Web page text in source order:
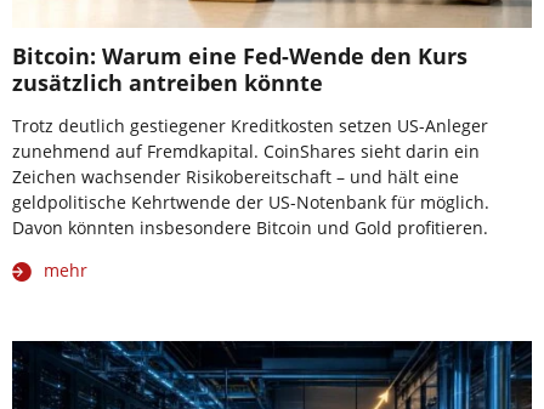
Bitcoin: Warum eine Fed-Wende den Kurs
zusätzlich antreiben könnte
Trotz deutlich gestiegener Kreditkosten setzen US-Anleger
zunehmend auf Fremdkapital. CoinShares sieht darin ein
Zeichen wachsender Risikobereitschaft – und hält eine
geldpolitische Kehrtwende der US-Notenbank für möglich.
Davon könnten insbesondere Bitcoin und Gold profitieren.
mehr